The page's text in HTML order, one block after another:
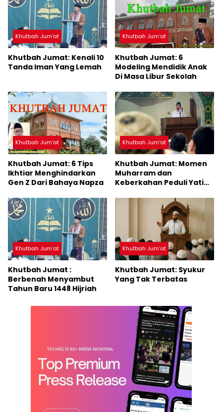
Khutbah Jum'at
Khutbah Jumat: Kenali 10
Tanda Iman Yang Lemah
Khutbah Jum'at
Khutbah Jumat: 6
Modeling Mendidik Anak
Di Masa Libur Sekolah
Khutbah Jum'at
Khutbah Jumat: 6 Tips
Ikhtiar Menghindarkan
Gen Z Dari Bahaya Napza
Khutbah Jum'at
Khutbah Jumat: Momen
Muharram dan
Keberkahan Peduli Yatim
Khutbah Jum'at
Khutbah Jumat :
Berbenah Menyambut
Tahun Baru 1448 Hijriah
Khutbah Jum'at
Khutbah Jumat: Syukur
Yang Tak Terbatas